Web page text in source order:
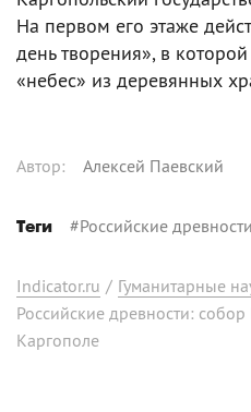
На первом его этаже
день творения», в
«небес» из деревянных
Автор: Алексей Паевский
Теги #Российские древности
Indicator.ru / Гуманитарные
Российские древности:
Каргополе